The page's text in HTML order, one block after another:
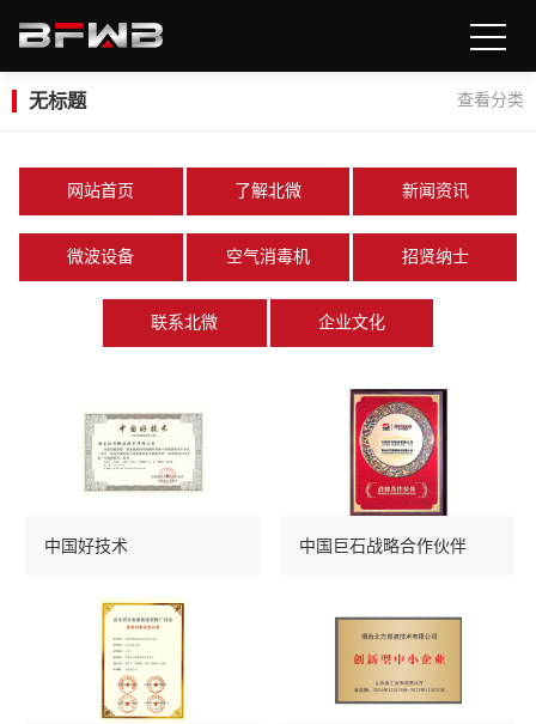
无标题 查看分类
网站首页 了解北微 新闻资讯
微波设备 空气消毒机 招贤纳士
联系北微 企业文化
中国好技术 中国巨石战略合作伙伴